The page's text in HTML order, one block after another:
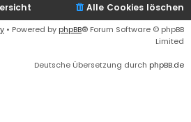
Alle Cookies löschen
• Powered by phpBB® Forum Software © phpBB
Limited
Deutsche Übersetzung durch phpBB.de